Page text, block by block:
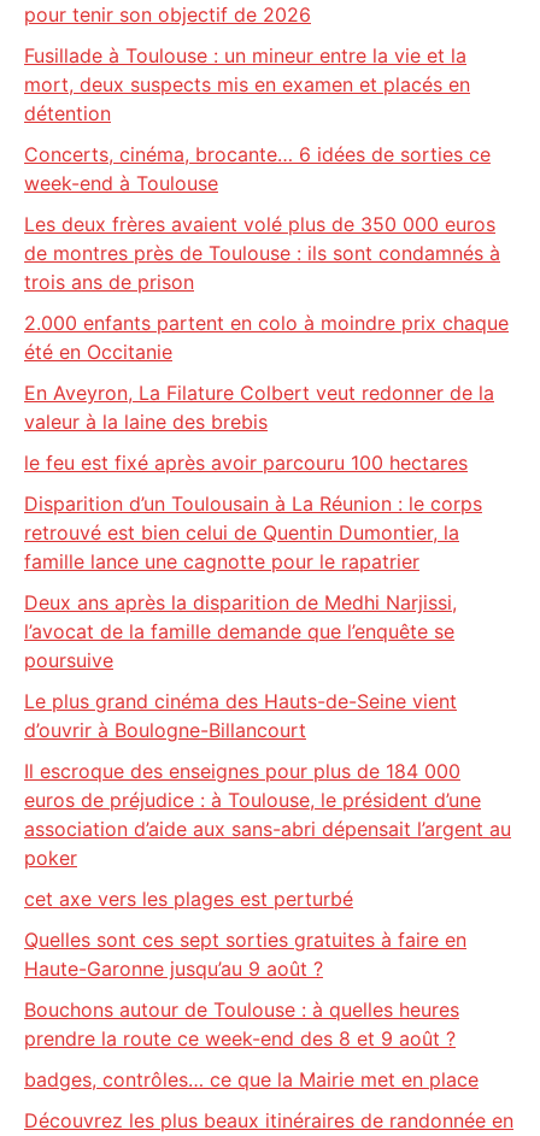
pour tenir son objectif de 2026
Fusillade à Toulouse : un mineur entre la vie et la
mort, deux suspects mis en examen et placés en
détention
Concerts, cinéma, brocante… 6 idées de sorties ce
week-end à Toulouse
Les deux frères avaient volé plus de 350 000 euros
de montres près de Toulouse : ils sont condamnés à
trois ans de prison
2.000 enfants partent en colo à moindre prix chaque
été en Occitanie
En Aveyron, La Filature Colbert veut redonner de la
valeur à la laine des brebis
le feu est fixé après avoir parcouru 100 hectares
Disparition d’un Toulousain à La Réunion : le corps
retrouvé est bien celui de Quentin Dumontier, la
famille lance une cagnotte pour le rapatrier
Deux ans après la disparition de Medhi Narjissi,
l’avocat de la famille demande que l’enquête se
poursuive
Le plus grand cinéma des Hauts-de-Seine vient
d’ouvrir à Boulogne-Billancourt
Il escroque des enseignes pour plus de 184 000
euros de préjudice : à Toulouse, le président d’une
association d’aide aux sans-abri dépensait l’argent au
poker
cet axe vers les plages est perturbé
Quelles sont ces sept sorties gratuites à faire en
Haute-Garonne jusqu’au 9 août ?
Bouchons autour de Toulouse : à quelles heures
prendre la route ce week-end des 8 et 9 août ?
badges, contrôles… ce que la Mairie met en place
Découvrez les plus beaux itinéraires de randonnée en